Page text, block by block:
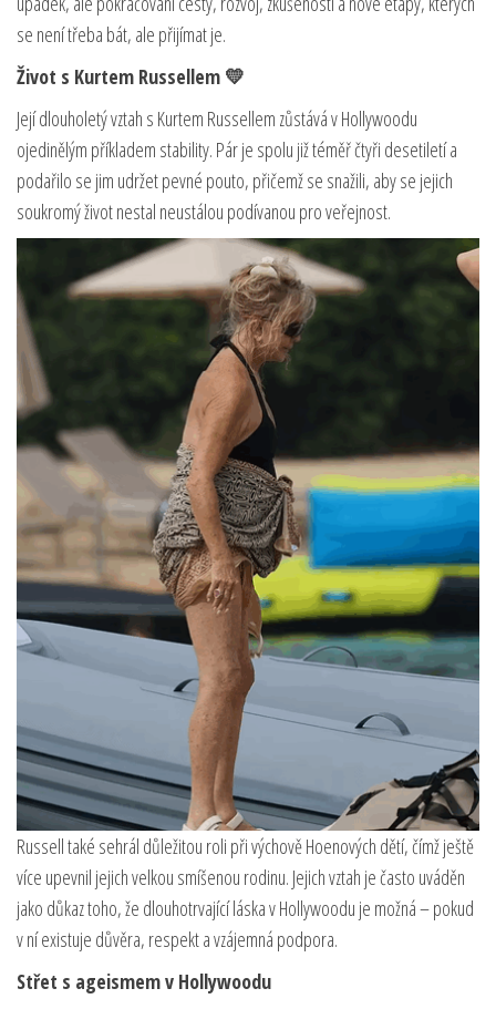
se není třeba bát, ale přijímat je.
Život s Kurtem Russellem 💛
Její dlouholetý vztah s Kurtem Russellem zůstává v Hollywoodu
ojedinělým příkladem stability. Pár je spolu již téměř čtyři desetiletí a
podařilo se jim udržet pevné pouto, přičemž se snažili, aby se jejich
soukromý život nestal neustálou podívanou pro veřejnost.
Russell také sehrál důležitou roli při výchově Hoenových dětí, čímž ještě
více upevnil jejich velkou smíšenou rodinu. Jejich vztah je často uváděn
jako důkaz toho, že dlouhotrvající láska v Hollywoodu je možná – pokud
v ní existuje důvěra, respekt a vzájemná podpora.
Střet s ageismem v Hollywoodu